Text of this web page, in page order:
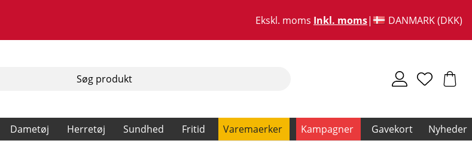
Ekskl. moms Inkl. moms DANMARK (DKK)
Dametøj Herretøj Sundhed Fritid Varemaerker Kampagner Gavekort Nyheder